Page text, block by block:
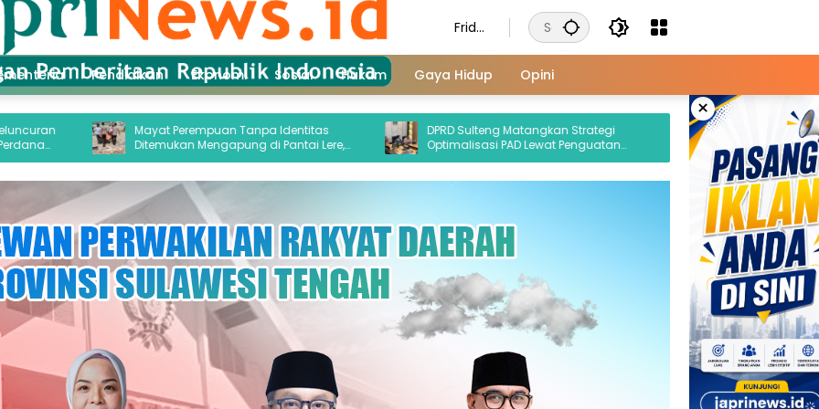
Frida
Augu
st 7,
Pendidikan Ekonomi Sosial Hukum Gaya Hidup Opini
×
Mayat Perempuan Tanpa Identitas
Ditemukan Mengapung di Pantai Lere,
Sempat Dicabik Dua Ekor Buaya
DPRD Sulteng Matangkan Strategi
Optimalisasi PAD Lewat Penguatan
Hilirisasi dan Tata Kelola SDA